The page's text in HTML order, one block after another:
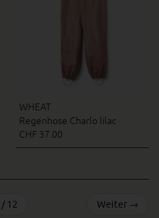
WHEAT
Regenhose Charlo lilac
CHF 37.00
/ 12 Weiter →